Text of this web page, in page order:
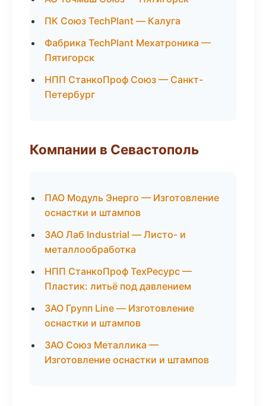
ПК Союз TechPlant — Калуга
Фабрика TechPlant Мехатроника —
Пятигорск
НПП СтанкоПроф Союз — Санкт-
Петербург
Компании в Севастополь
ПАО Модуль Энерго — Изготовление
оснастки и штампов
ЗАО Лаб Industrial — Листо- и
металлообработка
НПП СтанкоПроф ТехРесурс —
Пластик: литьё под давлением
ЗАО Групп Line — Изготовление
оснастки и штампов
ЗАО Союз Металлика —
Изготовление оснастки и штампов